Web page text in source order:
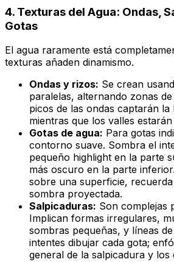
4. Texturas del Agua: Ondas,
Gotas
El agua raramente está
texturas añaden dinamismo.
Ondas y rizos: Se crean
paralelas, alternando zonas
picos de las ondas captarán la
mientras que los valles
Gotas de agua: Para gotas
contorno suave. Sombra el
pequeño highlight en la parte
más oscuro en la parte
sobre una superficie,
sombra proyectada.
Salpicaduras: Son complejas
Implican formas irregulares,
sombras pequeñas, y líneas
intentes dibujar cada gota;
general de la salpicadura y los